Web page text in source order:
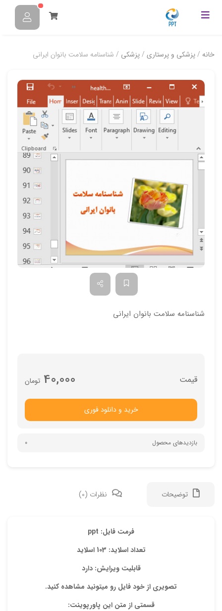
خانه /پزشکی و پرستاری /پزشکی / شناسنامه سلامت بانوان ایرانی
شناسنامه سلامت بانوان ایرانی
تومان 40,000
خرید و دانلود فوری
بازدیدهای محصول 0
توضیحات نظرات (0)
فرمت فایل: ppt
تعداد اسلاید: 103 اسلاید
قابلیت ویرایش: دارد
تصویری از خود فایل رو میتونید مشاهده کنید.
قسمتی از متن این پاورپوینت: